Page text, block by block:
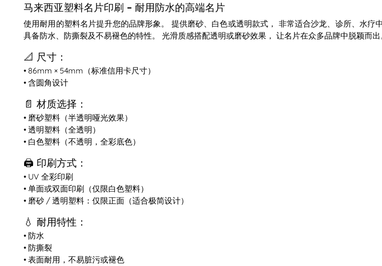
马来西亚塑料名片印刷 – 耐用防水的高端名片
使用耐用的塑料名片提升您的品牌形象。 提供磨砂、白色或透明款式， 非常适合沙龙、诊所、水疗
具备防水、防撕裂及不易褪色的特性。 光滑质感搭配透明或磨砂效果， 让名片在众多品牌中脱颖而出
📐 尺寸：
• 86mm × 54mm（标准信用卡尺寸）
• 含圆角设计
📄 材质选择：
• 磨砂塑料（半透明哑光效果）
• 透明塑料（全透明）
• 白色塑料（不透明，全彩底色）
🖨️ 印刷方式：
• UV 全彩印刷
• 单面或双面印刷（仅限白色塑料）
• 磨砂 / 透明塑料：仅限正面（适合极简设计）
💧 耐用特性：
• 防水
• 防撕裂
• 表面耐用，不易脏污或褪色